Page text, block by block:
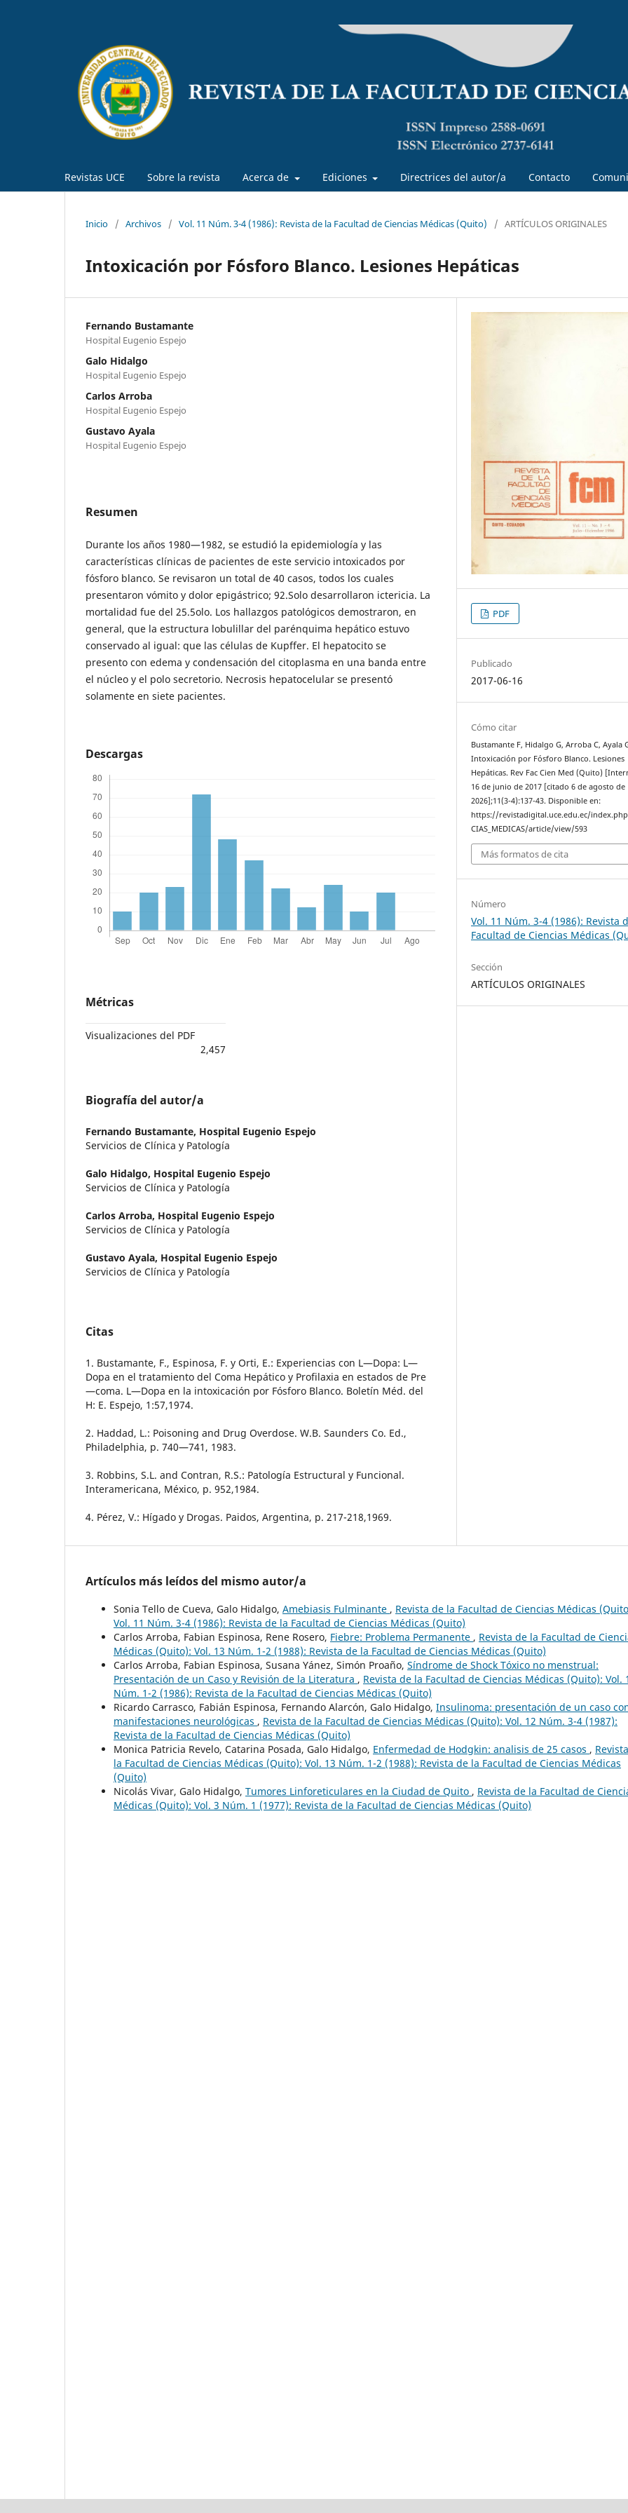
Revistas UCE Sobre la revista Acerca de Ediciones Directrices del autor/a Contacto
Inicio / Archivos / Vol. 11 Núm. 3-4 (1986): Revista de la Facultad de Ciencias Médicas (Quito) / ARTÍCULOS ORIGINALES
Intoxicación por Fósforo Blanco. Lesiones Hepáticas
Fernando Bustamante
Hospital Eugenio Espejo
Galo Hidalgo
Hospital Eugenio Espejo
Carlos Arroba
Hospital Eugenio Espejo
Gustavo Ayala
Hospital Eugenio Espejo
Resumen
Durante los años 1980—1982, se estudió la epidemiología y las
características clínicas de pacientes de este servicio intoxicados por
fósforo blanco. Se revisaron un total de 40 casos, todos los cuales
presentaron vómito y dolor epigástrico; 92.Solo desarrollaron ictericia. La
mortalidad fue del 25.5olo. Los hallazgos patológicos demostraron, en
general, que la estructura lobulillar del parénquima hepático estuvo
conservado al igual: que las células de Kupffer. El hepatocito se
presento con edema y condensación del citoplasma en una banda entre
el núcleo y el polo secretorio. Necrosis hepatocelular se presentó
solamente en siete pacientes.
Descargas
Métricas
Visualizaciones del PDF
2,457
Biografía del autor/a
Fernando Bustamante, Hospital Eugenio Espejo
Servicios de Clínica y Patología
Galo Hidalgo, Hospital Eugenio Espejo
Servicios de Clínica y Patología
Carlos Arroba, Hospital Eugenio Espejo
Servicios de Clínica y Patología
Gustavo Ayala, Hospital Eugenio Espejo
Servicios de Clínica y Patología
Citas
1. Bustamante, F., Espinosa, F. y Orti, E.: Experiencias con L—Dopa: L—
Dopa en el tratamiento del Coma Hepático y Profilaxia en estados de Pre
—coma. L—Dopa en la intoxicación por Fósforo Blanco. Boletín Méd. del
H: E. Espejo, 1:57,1974.
2. Haddad, L.: Poisoning and Drug Overdose. W.B. Saunders Co. Ed.,
Philadelphia, p. 740—741, 1983.
3. Robbins, S.L. and Contran, R.S.: Patología Estructural y Funcional.
Interamericana, México, p. 952,1984.
4. Pérez, V.: Hígado y Drogas. Paidos, Argentina, p. 217-218,1969.
PDF
Publicado
2017-06-16
Cómo citar
Bustamante F, Hidalgo G, Arroba C, Ayala
Intoxicación por Fósforo Blanco. Lesiones
Hepáticas. Rev Fac Cien Med (Quito)
16 de junio de 2017 [citado 6 de agosto de
2026];11(3-4):137-43. Disponible en:
https://revistadigital.uce.edu.ec/
CIAS_MEDICAS/article/view/593
Más formatos de cita
Número
Vol. 11 Núm. 3-4 (1986): Revista
Facultad de Ciencias Médicas
Sección
ARTÍCULOS ORIGINALES
Artículos más leídos del mismo autor/a
Sonia Tello de Cueva, Galo Hidalgo, Amebiasis Fulminante , Revista de la Facultad de Ciencias Médicas
Vol. 11 Núm. 3-4 (1986): Revista de la Facultad de Ciencias Médicas (Quito)
Carlos Arroba, Fabian Espinosa, Rene Rosero, Fiebre: Problema Permanente , Revista de la Facultad de
Médicas (Quito): Vol. 13 Núm. 1-2 (1988): Revista de la Facultad de Ciencias Médicas (Quito)
Carlos Arroba, Fabian Espinosa, Susana Yánez, Simón Proaño, Síndrome de Shock Tóxico no menstrual:
Presentación de un Caso y Revisión de la Literatura , Revista de la Facultad de Ciencias Médicas (Quito): Vol.
Núm. 1-2 (1986): Revista de la Facultad de Ciencias Médicas (Quito)
Ricardo Carrasco, Fabián Espinosa, Fernando Alarcón, Galo Hidalgo, Insulinoma: presentación de un caso
manifestaciones neurológicas , Revista de la Facultad de Ciencias Médicas (Quito): Vol. 12 Núm. 3-4 (1987):
Revista de la Facultad de Ciencias Médicas (Quito)
Monica Patricia Revelo, Catarina Posada, Galo Hidalgo, Enfermedad de Hodgkin: analisis de 25 casos ,
la Facultad de Ciencias Médicas (Quito): Vol. 13 Núm. 1-2 (1988): Revista de la Facultad de Ciencias Médicas
(Quito)
Nicolás Vivar, Galo Hidalgo, Tumores Linforeticulares en la Ciudad de Quito , Revista de la Facultad de
Médicas (Quito): Vol. 3 Núm. 1 (1977): Revista de la Facultad de Ciencias Médicas (Quito)